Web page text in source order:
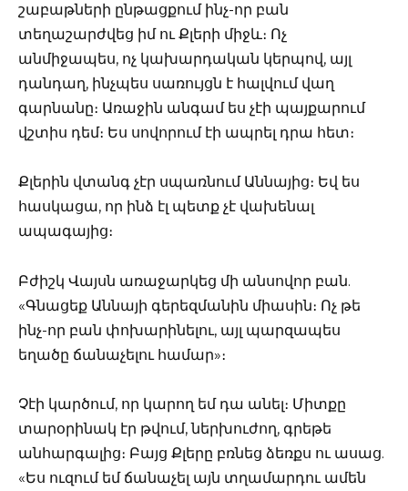
շաբաթների ընթացքում ինչ-որ բան
տեղաշարժվեց իմ ու Քլերի միջև։ Ոչ
անմիջապես, ոչ կախարդական կերպով, այլ
դանդաղ, ինչպես սառույցն է հալվում վաղ
գարնանը։ Առաջին անգամ ես չէի պայքարում
վշտիս դեմ։ Ես սովորում էի ապրել դրա հետ։
Քլերին վտանգ չէր սպառնում Աննայից։ Եվ ես
հասկացա, որ ինձ էլ պետք չէ վախենալ
ապագայից։
Բժիշկ Վայսն առաջարկեց մի անսովոր բան.
«Գնացեք Աննայի գերեզմանին միասին։ Ոչ թե
ինչ-որ բան փոխարինելու, այլ պարզապես
եղածը ճանաչելու համար»։
Չէի կարծում, որ կարող եմ դա անել։ Միտքը
տարօրինակ էր թվում, ներխուժող, գրեթե
անհարգալից։ Բայց Քլերը բռնեց ձեռքս ու ասաց.
«Ես ուզում եմ ճանաչել այն տղամարդու ամեն